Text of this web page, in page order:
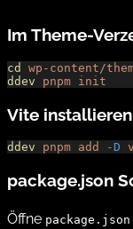
Im Theme-
cd
wp-content/
ddev pnpm init
Vite installieren
ddev pnpm add -D
package.json
Öffne package.json